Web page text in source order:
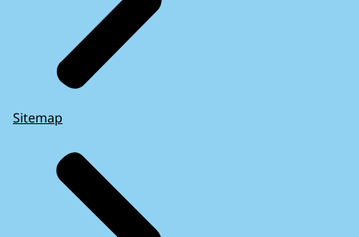
Sitemap